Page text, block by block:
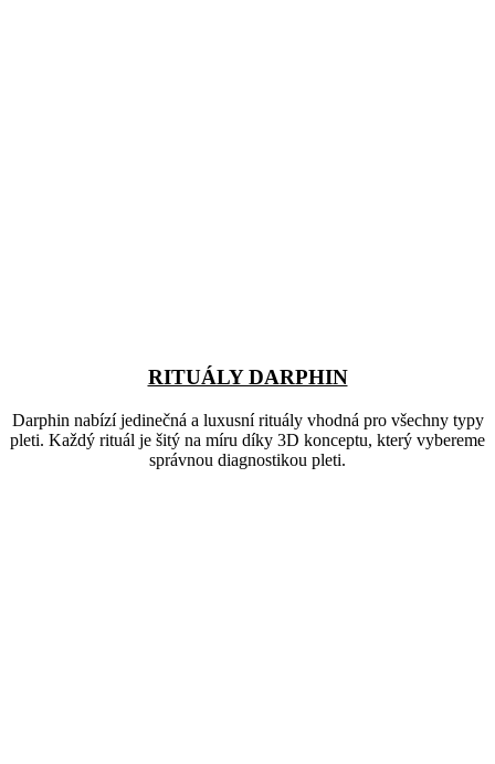
RITUÁLY DARPHIN
Darphin nabízí jedinečná a luxusní rituály vhodná pro všechny typy
pleti. Každý rituál je šitý na míru díky 3D konceptu, který vybereme
správnou diagnostikou pleti.